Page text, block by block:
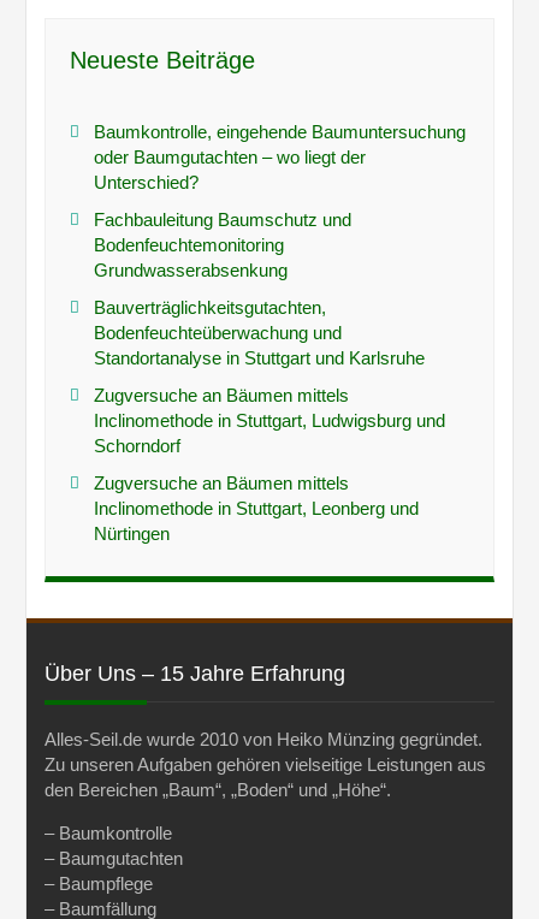
Neueste Beiträge
Baumkontrolle, eingehende Baumuntersuchung
oder Baumgutachten – wo liegt der
Unterschied?
Fachbauleitung Baumschutz und
Bodenfeuchtemonitoring
Grundwasserabsenkung
Bauverträglichkeitsgutachten,
Bodenfeuchteüberwachung und
Standortanalyse in Stuttgart und Karlsruhe
Zugversuche an Bäumen mittels
Inclinomethode in Stuttgart, Ludwigsburg und
Schorndorf
Zugversuche an Bäumen mittels
Inclinomethode in Stuttgart, Leonberg und
Nürtingen
Über Uns – 15 Jahre Erfahrung
Alles-Seil.de wurde 2010 von Heiko Münzing gegründet.
Zu unseren Aufgaben gehören vielseitige Leistungen aus
den Bereichen „Baum“, „Boden“ und „Höhe“.
– Baumkontrolle
– Baumgutachten
– Baumpflege
– Baumfällung